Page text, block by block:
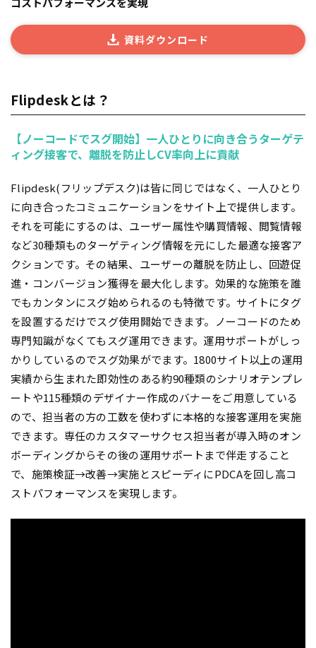
資料ダウンロード
Flipdeskとは？
【ノーコードでスグ開始】一人ひとりに向き合うターゲテ
ィング接客で、離脱を防止しCV率向上に貢献
Flipdesk(フリップデスク)は皆に同じではなく、一人ひとり
に向き合ったコミュニケーションをサイト上で提供します。
それを可能にするのは、ユーザー属性や購買情報、閲覧情報
など30種類ものターゲティング情報を元にした最適な接客ア
クションです。その結果、ユーザーの離脱を防止し、回遊促
進・コンバージョン獲得を最大化します。効果的な施策を誰
でもカンタンにスグ始められるのも特徴です。サイトにタグ
を設置するだけでスグ使用開始できます。ノーコードのため
専門知識がなくてもスグ運用できます。運用サポートがしっ
かりしているのでスグ効果がでます。1800サイト以上の運用
実績から生まれた即効性のある約90種類のシナリオテンプレ
ートや115種類のデザイナー作成のバナーをご用意している
ので、担当者の方の工数を使わずに本格的な接客運用を実施
できます。専任のカスタマーサクセス担当者が導入時のオン
ボーディングからその後の運用サポートまで伴走すること
で、施策検証→改善→実施とスピーディにPDCAを回し高コ
ストパフォーマンスを実現します。